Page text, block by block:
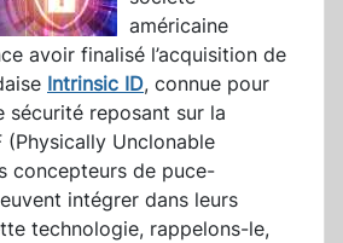
américaine
avoir finalisé l’acquisition de
Intrinsic ID, connue pour
sécurité reposant sur la
(Physically Unclonable
concepteurs de puce-
intégrer dans leurs
technologie, rappelons-le,